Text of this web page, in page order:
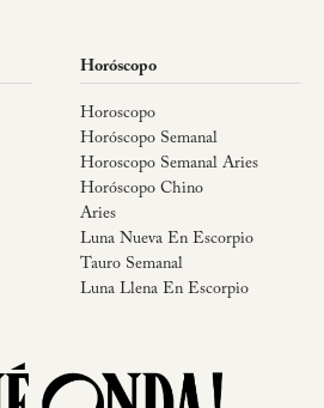
Horóscopo
Horoscopo
Horóscopo Semanal
Horoscopo Semanal Aries
Horóscopo Chino
Aries
Luna Nueva En Escorpio
Tauro Semanal
Luna Llena En Escorpio